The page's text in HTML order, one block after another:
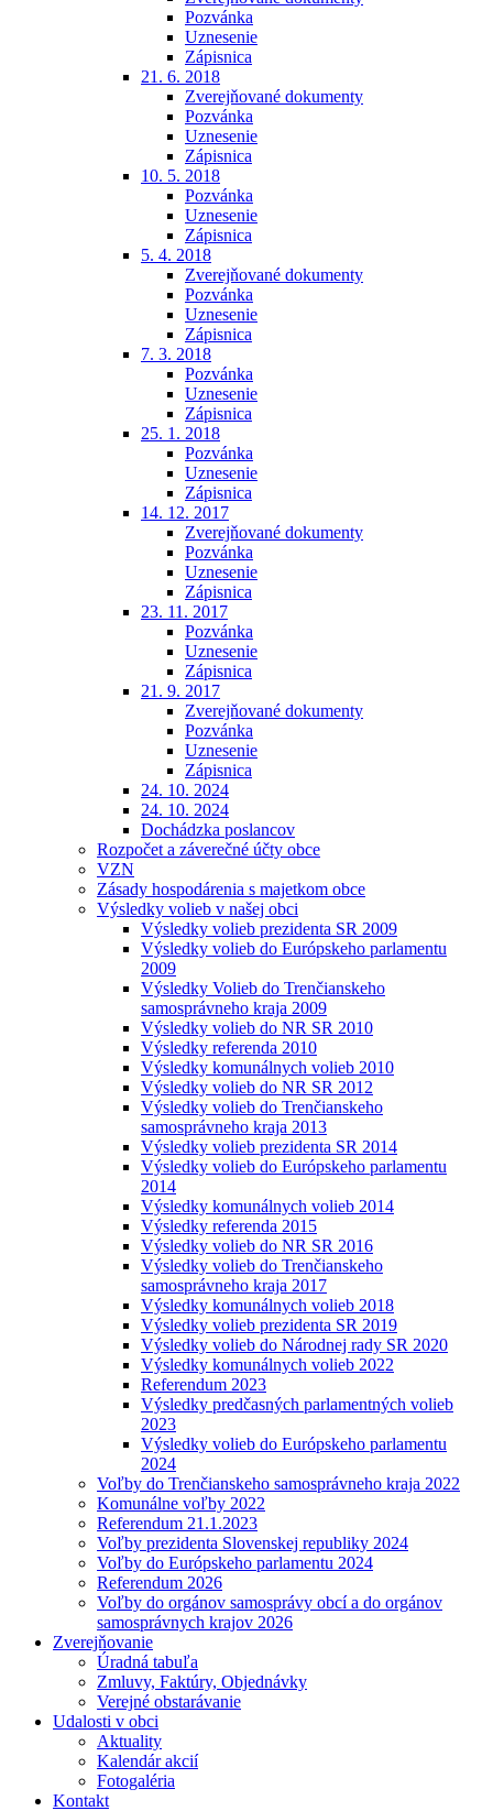
Pozvánka
Uznesenie
Zápisnica
21. 6. 2018
Zverejňované dokumenty
Pozvánka
Uznesenie
Zápisnica
10. 5. 2018
Pozvánka
Uznesenie
Zápisnica
5. 4. 2018
Zverejňované dokumenty
Pozvánka
Uznesenie
Zápisnica
7. 3. 2018
Pozvánka
Uznesenie
Zápisnica
25. 1. 2018
Pozvánka
Uznesenie
Zápisnica
14. 12. 2017
Zverejňované dokumenty
Pozvánka
Uznesenie
Zápisnica
23. 11. 2017
Pozvánka
Uznesenie
Zápisnica
21. 9. 2017
Zverejňované dokumenty
Pozvánka
Uznesenie
Zápisnica
24. 10. 2024
24. 10. 2024
Dochádzka poslancov
Rozpočet a záverečné účty obce
VZN
Zásady hospodárenia s majetkom obce
Výsledky volieb v našej obci
Výsledky volieb prezidenta SR 2009
Výsledky volieb do Európskeho parlamentu
2009
Výsledky Volieb do Trenčianskeho
samosprávneho kraja 2009
Výsledky volieb do NR SR 2010
Výsledky referenda 2010
Výsledky komunálnych volieb 2010
Výsledky volieb do NR SR 2012
Výsledky volieb do Trenčianskeho
samosprávneho kraja 2013
Výsledky volieb prezidenta SR 2014
Výsledky volieb do Európskeho parlamentu
2014
Výsledky komunálnych volieb 2014
Výsledky referenda 2015
Výsledky volieb do NR SR 2016
Výsledky volieb do Trenčianskeho
samosprávneho kraja 2017
Výsledky komunálnych volieb 2018
Výsledky volieb prezidenta SR 2019
Výsledky volieb do Národnej rady SR 2020
Výsledky komunálnych volieb 2022
Referendum 2023
Výsledky predčasných parlamentných volieb
2023
Výsledky volieb do Európskeho parlamentu
2024
Voľby do Trenčianskeho samosprávneho kraja 2022
Komunálne voľby 2022
Referendum 21.1.2023
Voľby prezidenta Slovenskej republiky 2024
Voľby do Európskeho parlamentu 2024
Referendum 2026
Voľby do orgánov samosprávy obcí a do orgánov
samosprávnych krajov 2026
Zverejňovanie
Úradná tabuľa
Zmluvy, Faktúry, Objednávky
Verejné obstarávanie
Udalosti v obci
Aktuality
Kalendár akcií
Fotogaléria
Kontakt